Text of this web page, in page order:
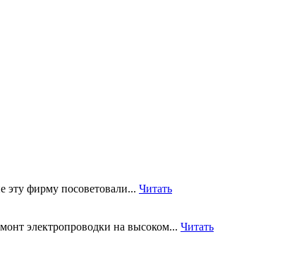
эту фирму посоветовали... Читать
электропроводки на высоком... Читать